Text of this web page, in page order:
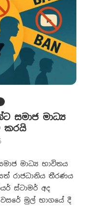
සමාජ මාධ්‍ය
කරයි
මාධ්‍ය භාවිතය
රාජධානිය තීරණය
ස්ටාමර් අද
මුල් භාගයේ දී